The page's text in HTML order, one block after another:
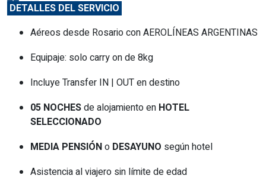
DETALLES DEL SERVICIO
Aéreos desde Rosario con AEROLÍNEAS ARGENTINAS
Equipaje: solo carry on de 8kg
Incluye Transfer IN | OUT en destino
05 NOCHESde alojamiento en HOTEL
SELECCIONADO
MEDIA PENSIÓNo DESAYUNO según hotel
Asistencia al viajero sin límite de edad